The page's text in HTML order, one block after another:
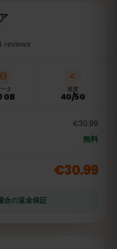
reviews
タ
GB
速度
4G/5G
€30.99
無料
€30.99
合の返金保証